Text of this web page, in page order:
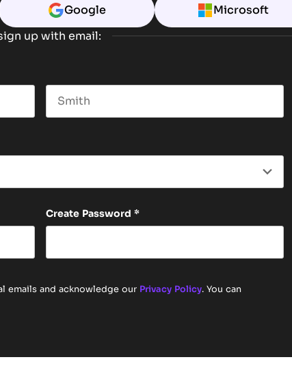
Google Microsoft
up with email:
Create Password *
emails and acknowledge our Privacy Policy. You can